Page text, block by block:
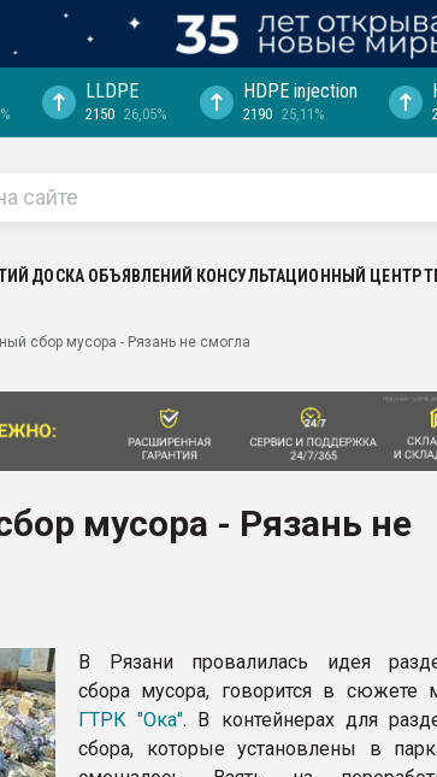
LLDPE
2150 26,05%
HDPE injection
2190 25,11%
ДОСКА ОБЪЯВЛЕНИЙ КОНСУЛЬТАЦИОННЫЙ ЦЕНТР
сбор мусора - Рязань не смогла
мусора - Рязань не
В Рязани провалилась идея
сбора мусора, говорится в сюжете
ГТРК "Ока". В контейнерах для
сбора, которые установлены в